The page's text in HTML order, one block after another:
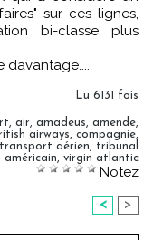
sur ces lignes,
bi-classe plus
davantage....
Lu 6131 fois
, air, amadeus, amende,
airways, compagnie,
transport aérien, tribunal
américain, virgin atlantic
Notez
< >